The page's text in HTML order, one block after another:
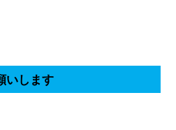
いします